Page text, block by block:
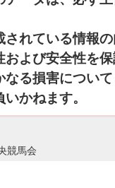
れている情報
および安全性を
る損害につい
かねます。
競馬会